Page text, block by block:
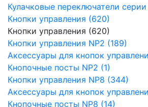
Кулачковые переключатели
Кнопки управления (620)
Кнопки управления (620)
Кнопки управления NP2 (189)
Аксессуары для кнопок
Кнопочные посты NP2 (1)
Кнопки управления NP8 (344)
Аксессуары для кнопок
Кнопочные посты NP8 (14)